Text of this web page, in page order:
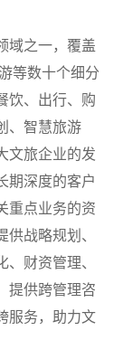
域之一，覆盖
等数十个细分
饮、出行、购
、智慧旅游
文旅企业的发
期深度的客户
重点业务的资
战略规划、
财资管理、
提供跨管理咨
服务，助力文